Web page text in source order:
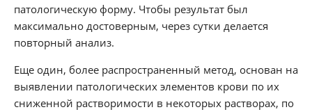
патологическую форму. Чтобы результат был
максимально достоверным, через сутки делается
повторный анализ.
Еще один, более распространенный метод, основан на
выявлении патологических элементов крови по их
сниженной растворимости в некоторых растворах, по